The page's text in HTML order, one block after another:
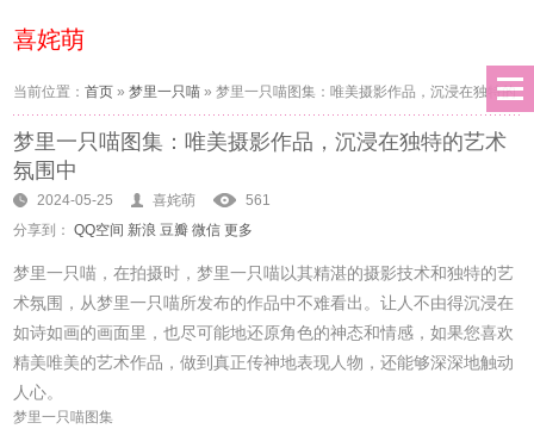
喜姹萌
当前位置：首页 »梦里一只喵 »梦里一只喵图集：唯美摄影作品，沉浸在独特的
艺术氛围中
梦里一只喵图集：唯美摄影作品，沉浸在独特的艺术
氛围中
2024-05-25 喜姹萌
561
分享到： QQ空间 新浪 豆瓣 微信 更多
梦里一只喵，在拍摄时，梦里一只喵以其精湛的摄影技术和独特的艺
术氛围，从梦里一只喵所发布的作品中不难看出。让人不由得沉浸在
如诗如画的画面里，也尽可能地还原角色的神态和情感，如果您喜欢
精美唯美的艺术作品，做到真正传神地表现人物，还能够深深地触动
人心。
梦里一只喵图集